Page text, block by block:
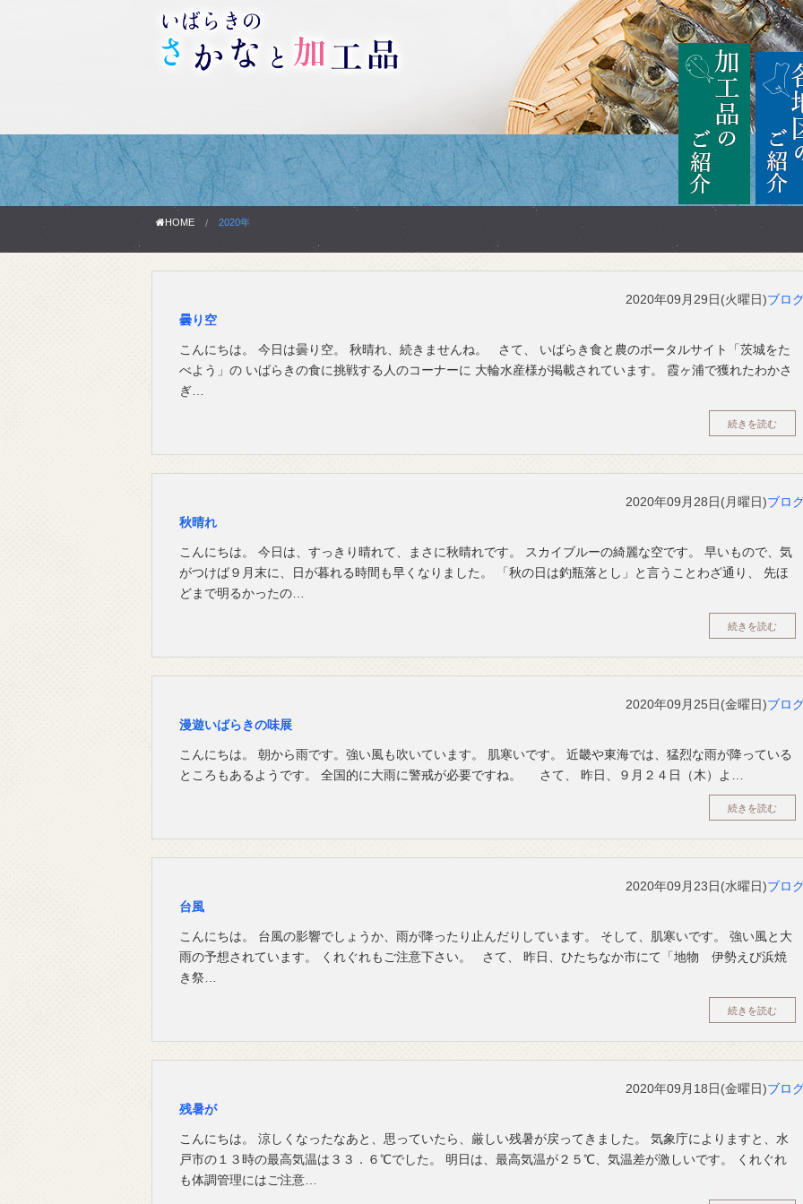
茨城
加工品
HOME 2020年
2020年09月29日(火曜日)ブロ
曇り空
こんにちは。 今日は曇り空。 秋晴れ、続きませんね。 さて、 いばらき食と農のポータルサイト「茨城をた
べよう」の いばらきの食に挑戦する人のコーナーに 大輪水産様が掲載されています。 霞ヶ浦で獲れたわかさ
ぎ…
続きを読む
2020年09月28日(月曜日)ブロ
秋晴れ
こんにちは。 今日は、すっきり晴れて、まさに秋晴れです。 スカイブルーの綺麗な空です。 早いもので、気
がつけば９月末に、日が暮れる時間も早くなりました。 「秋の日は釣瓶落とし」と言うことわざ通り、 先ほ
どまで明るかったの…
続きを読む
2020年09月25日(金曜日)ブロ
漫遊いばらきの味展
こんにちは。 朝から雨です。強い風も吹いています。 肌寒いです。 近畿や東海では、猛烈な雨が降っている
ところもあるようです。 全国的に大雨に警戒が必要ですね。 さて、 昨日、９月２４日（木）よ…
続きを読む
2020年09月23日(水曜日)ブロ
台風
こんにちは。 台風の影響でしょうか、雨が降ったり止んだりしています。 そして、肌寒いです。 強い風と大
雨の予想されています。 くれぐれもご注意下さい。 さて、 昨日、ひたちなか市にて「地物 伊勢えび浜焼
き祭…
続きを読む
2020年09月18日(金曜日)ブロ
残暑が
こんにちは。 涼しくなったなあと、思っていたら、厳しい残暑が戻ってきました。 気象庁によりますと、水
戸市の１３時の最高気温は３３．６℃でした。 明日は、最高気温が２５℃、気温差が激しいです。 くれぐれ
も体調管理にはご注意…